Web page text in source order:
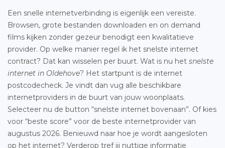
Een snelle internetverbinding is eigenlijk een vereiste.
Browsen, grote bestanden downloaden en on demand
films kijken zonder gezeur benodigt een kwalitatieve
provider. Op welke manier regel ik het snelste internet
contract? Dat kan wisselen per buurt. Wat is nu het snelste
internet in Oldehove? Het startpunt is de internet
postcodecheck. Je vindt dan vug alle beschikbare
internetproviders in de buurt van jouw woonplaats.
Selecteer nu de button “snelste internet bovenaan”. Of kies
voor “beste score” voor de beste internetprovider van
augustus 2026. Benieuwd naar hoe je wordt aangesloten
op het internet? Verderop tref jij nuttige informatie